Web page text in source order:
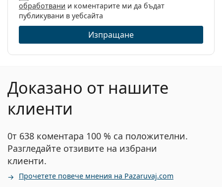
обработвани и коментарите ми да бъдат
публикувани в уебсайта
Изпращане
Доказано от нашите
клиенти
0т 638 коментара 100 % са положителни.
Разгледайте отзивите на избрани
клиенти.
Прочетете повече мнения на Pazaruvaj.com